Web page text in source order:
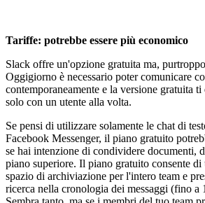
Tariffe: potrebbe essere più economico
Slack offre un'opzione gratuita ma,
Oggigiorno è necessario poter comunicare
contemporaneamente e la versione gratuita ti
solo con un utente alla volta.
Se pensi di utilizzare solamente le chat di
Facebook Messenger, il piano gratuito
se hai intenzione di condividere documenti,
piano superiore. Il piano gratuito consente
spazio di archiviazione per l'intero team e
ricerca nella cronologia dei messaggi (fino a